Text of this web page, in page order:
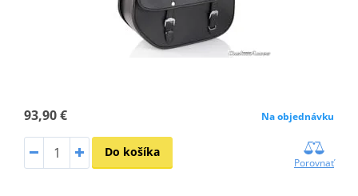
93,90 € Na objednávku
Do košíka
Porovnať